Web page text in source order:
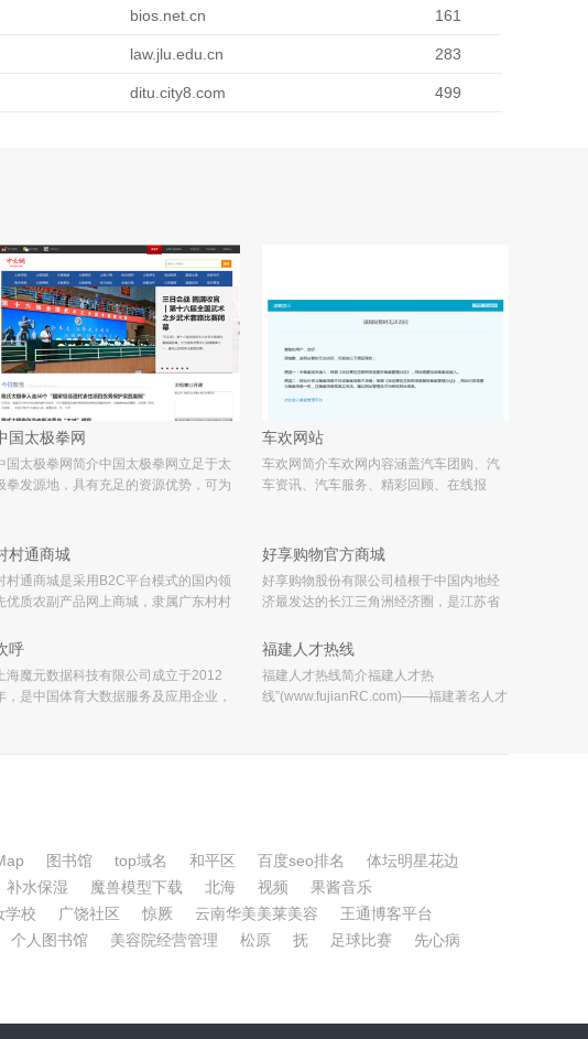
bios.net.cn 161
law.jlu.edu.cn 283
ditu.city8.com 499
国太极拳网
国太极拳网简介中国太极拳网立足于太
拳发源地，具有充足的资源优势，可为
料等，以“报道太极新闻赛事，
车欢网站
车欢网简介车欢网内容涵盖汽车团购、汽
车资讯、汽车服务、精彩回顾、在线报
村通商城
村通商城是采用B2C平台模式的国内领
优质农副产品网上商城，隶属广东村村
为经营理念，通过对生产商资质的严格
好享购物官方商城
好享购物股份有限公司植根于中国内地经
济最发达的长江三角洲经济圈，是江苏省
道于2008年12月31日正式运营。好享购物
呼
上海魔元数据科技有限公司成立于2012
，是中国体育大数据服务及应用企业，
福建人才热线
福建人才热线简介福建人才热
线”(www.fujianRC.com)——福建著名人才
图书馆 top域名 和平区 百度seo排名
体坛明星花边
补水保湿 魔兽模型下载 北海 视频
果酱音乐
学校 广饶社区 惊厥 云南华美美莱美容
王通博客平台
个人图书馆 美容院经营管理 松原 抚 足球比赛
先心病